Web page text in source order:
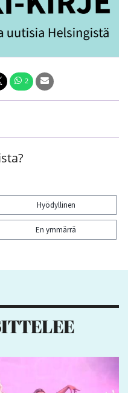
2
Hyödyllinen
En ymmärrä